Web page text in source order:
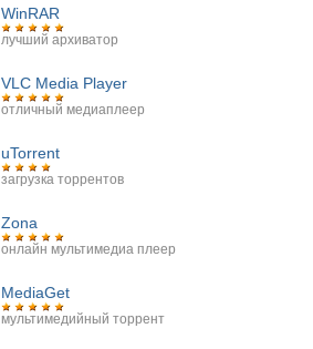
WinRAR
лучший архиватор
VLC Media Player
отличный медиаплеер
uTorrent
загрузка торрентов
Zona
онлайн мультимедиа плеер
MediaGet
мультимедийный торрент